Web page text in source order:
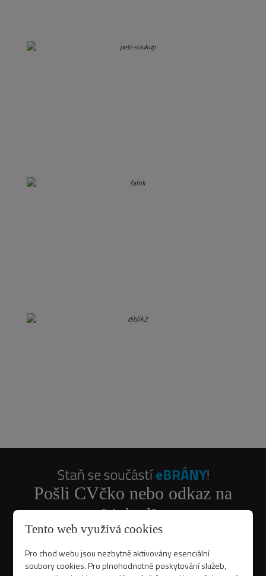
Staň se součástíeBRÁNY!
Pošli CVčko nebo odkaz na
LinkedIn
ještě dnes!
Tento web využívá cookies
Pro chod webu jsou nezbytně aktivovány esenciální
soubory cookies. Pro plnohodnotné poskytování služeb,